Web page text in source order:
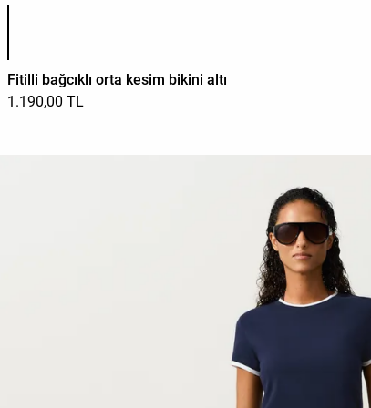
Fitilli bağcıklı orta kesim bikini altı
1.190,00 TL